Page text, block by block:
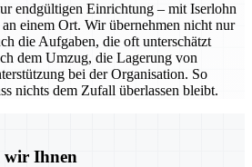
endgültigen Einrichtung – mit Iserlohn
einem Ort. Wir übernehmen nicht nur
die Aufgaben, die oft unterschätzt
dem Umzug, die Lagerung von
bei der Organisation. So
nichts dem Zufall überlassen bleibt.
wir Ihnen